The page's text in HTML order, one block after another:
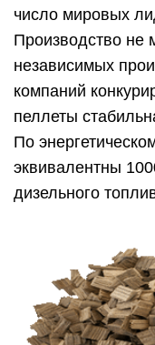
число мировых
Производство не
независимых
компаний
пеллеты
По
эквивалентны
дизельного